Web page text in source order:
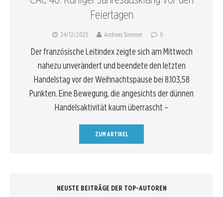
Feiertagen
24/12/2025 Andreas Sommer 0
Der französische Leitindex zeigte sich am Mittwoch
nahezu unverändert und beendete den letzten
Handelstag vor der Weihnachtspause bei 8.103,58
Punkten. Eine Bewegung, die angesichts der dünnen
Handelsaktivität kaum überrascht –
ZUM ARTIKEL
NEUSTE BEITRÄGE DER TOP-AUTOREN